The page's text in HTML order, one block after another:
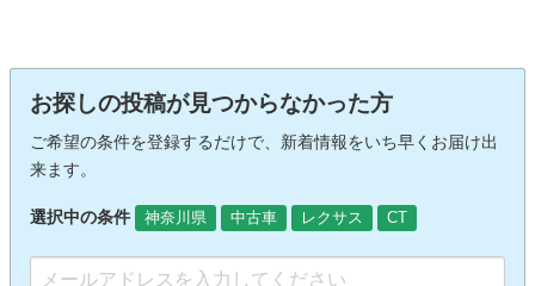
お探しの投稿が見つからなかった方
ご希望の条件を登録するだけで、新着情報をいち早くお届け出
来ます。
選択中の条件 神奈川県 中古車 レクサス CT